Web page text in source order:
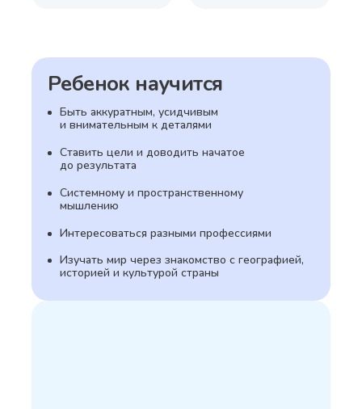
Ребенок научится
Быть аккуратным, усидчивым
и внимательным к деталями
Ставить цели и доводить начатое
до результата
Системному и пространственному
мышлению
Интересоваться разными профессиями
Изучать мир через знакомство с географией,
историей и культурой страны